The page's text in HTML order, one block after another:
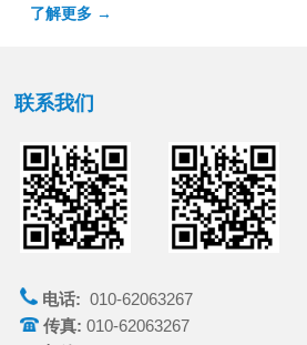
了解更多 →
联系我们
电话: 010-62063267
传真: 010-62063267